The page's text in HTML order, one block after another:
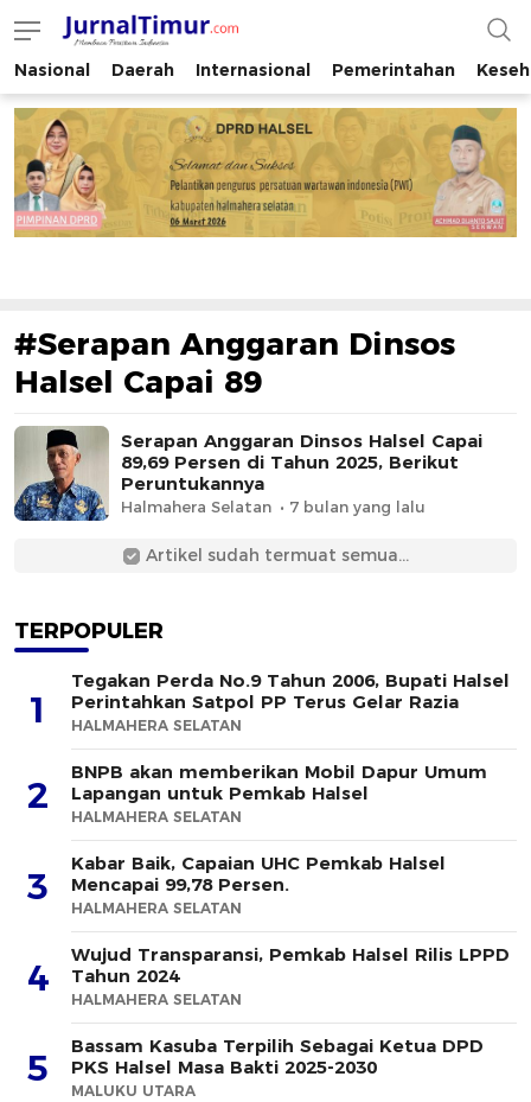
JurnalTimur.com
Membaca Peristiwa Indonesia
Nasional Daerah Internasional Pemerintahan
#Serapan Anggaran Dinsos
Halsel Capai 89
Serapan Anggaran Dinsos Halsel Capai
89,69 Persen di Tahun 2025, Berikut
Peruntukannya
Halmahera Selatan 7 bulan yang lalu
Artikel sudah termuat semua...
TERPOPULER
1
Tegakan Perda No.9 Tahun 2006, Bupati Halsel
Perintahkan Satpol PP Terus Gelar Razia
HALMAHERA SELATAN
2
BNPB akan memberikan Mobil Dapur Umum
Lapangan untuk Pemkab Halsel
HALMAHERA SELATAN
3
Kabar Baik, Capaian UHC Pemkab Halsel
Mencapai 99,78 Persen.
HALMAHERA SELATAN
4
Wujud Transparansi, Pemkab Halsel Rilis LPPD
Tahun 2024
HALMAHERA SELATAN
5
Bassam Kasuba Terpilih Sebagai Ketua DPD
PKS Halsel Masa Bakti 2025-2030
MALUKU UTARA